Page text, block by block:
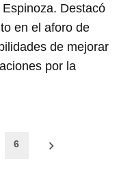
Destacó
en el aforo de
de mejorar
por la
6